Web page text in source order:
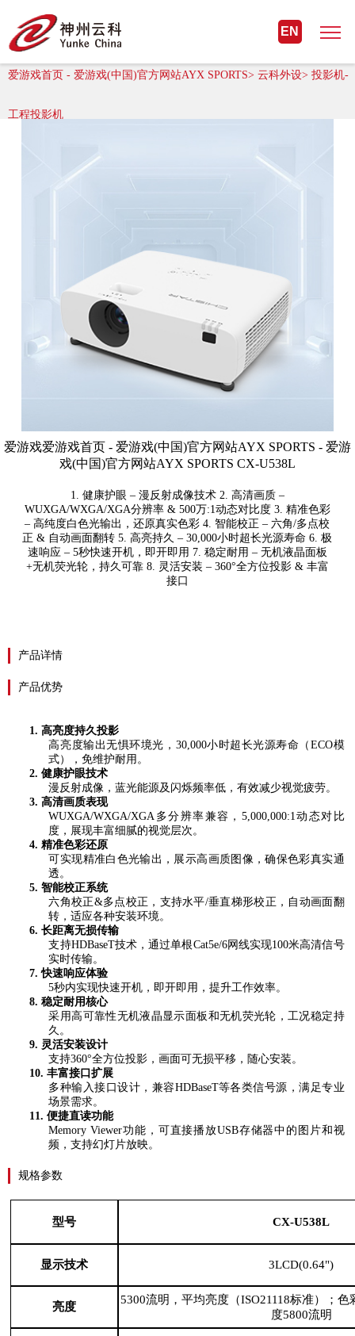
爱游戏首页 - 爱游戏(中国)官方网站
AYX SPORTS
EN
爱游戏首页 - 爱游戏(中国)官方网站AYX SPORTS> 云科外设> 投影机-
工程投影机
爱游戏爱游戏首页 - 爱游戏(中国)官方网站AYX SPORTS - 爱游
戏(中国)官方网站AYX SPORTS CX-U538L
1. ​​健康护眼​​ – 漫反射成像技术 2. ​​高清画质​​ –
WUXGA/WXGA/XGA分辨率 & 500万:1动态对比度 3. ​​精准色彩​​
– 高纯度白色光输出，还原真实色彩 4. ​​智能校正​​ – 六角/多点校
正 & 自动画面翻转 5. ​​高亮持久​​ – 30,000小时超长光源寿命 6. ​​极
速响应​​ – 5秒快速开机，即开即用 7. ​​稳定耐用​​ – 无机液晶面板
+无机荧光轮，持久可靠 8. ​​灵活安装​​ – 360°全方位投影 & 丰富
接口
产品详情
产品优势
​​1.高亮度持久投影
高亮度输出无惧环境光， 30,000小时超长光源寿命（ECO模
式），免维护耐用。
2.健康护眼技术
漫反射成像，蓝光能源及闪烁频率低，有效减少视觉疲劳。
3.高清画质表现
WUXGA/WXGA/XGA 多分辨率兼容， 5,000,000:1动态对比
度，展现丰富细腻的视觉层次。
4.精准色彩还原
可实现精准白色光输出，展示高画质图像，确保色彩真实通
透。
5.智能校正系统
六角校正&多点校正，支持水平/垂直梯形校正，自动画面翻
转，适应各种安装环境。
6.长距离无损传输
支持HDBaseT技术，通过单根Cat5e/6网线实现100米高清信号
实时传输。
7.快速响应体验
5秒内实现快速开机，即开即用，提升工作效率。
8.稳定耐用核心
采用高可靠性无机液晶显示面板和无机荧光轮，工况稳定持
久。
9. 灵活安装设计
支持360°全方位投影，画面可无损平移，随心安装。
10.丰富接口扩展
多种输入接口设计，兼容HDBaseT等各类信号源，满足专业
场景需求。
11.便捷直读功能
Memory Viewer功能，可直接播放USB存储器中的图片和视
频，支持幻灯片放映。
规格参数
型号 CX-U538L
显示技术 3LCD(0.64")
亮度
5300流明，平均亮度（ISO21118标准）；
度5800流明